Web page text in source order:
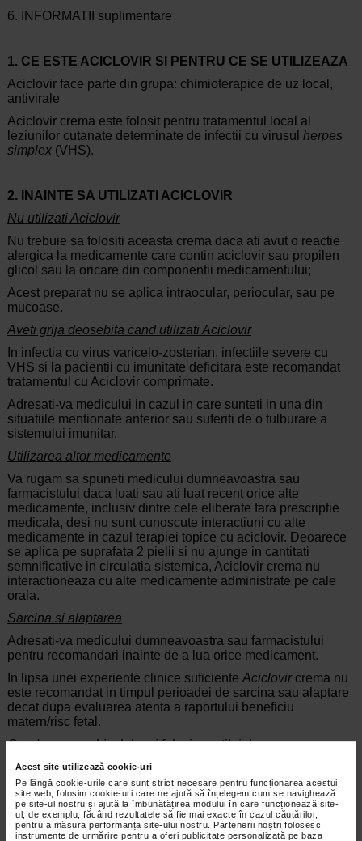
Acest site utilizează cookie-uri
Pe lângă cookie-urile care sunt strict necesare pentru funcționarea acestui
site web, folosim cookie-uri care ne ajută să înțelegem cum se navighează
pe site-ul nostru și ajută la îmbunătățirea modului în care funcționează site-
ul, de exemplu, făcând rezultatele să fie mai exacte în cazul căutărilor,
pentru a măsura performanța site-ului nostru. Partenerii noștri folosesc
instrumente de urmărire pentru a oferi publicitate personalizată pe baza
6. INFORMATII suplimentare
1. CE ESTE ACICLOVIR SI PENTRU CE SE UTILIZEAZA
Aciclovir face parte din grupa: chimioterapice de uz local,
antivirale
Aciclovir crema este folosit pentru tratamentul local al
leziunilor cutanate determinate de infectii cu virusul herpes
simplex (VHS).
2. INAINTE SA UTILIZATI ACICLOVIR
Nu utilizati Aciclovir
Nu trebuie sa folositi aceasta crema daca ati avut o reactie
alergica la medicamente care contin aciclovir sau propilen
glicol sau la oricare din componentii medicamentului;
Acest preparat nu se aplica intraocular, periocular, sau pe
mucoase.
Aveti grija deosebita cand utilizati Aciclovir
In infectia cu virus varicelo-zosterian, infectiile severe cu
VHS si la pacientii cu imunitate deficitara este recomandat
tratamentul cu Aciclovir comprimate.
Adresati-va medicului in cazul in care sunteti in una din
situatiile mentionate anterior sau suferiti de o tulburare a
sistemului imunitar.
Utilizarea altor medicamente
Va rugam sa spuneti medicului dumneavoastra sau
farmacistului daca luati sau ati luat recent orice alte
medicamente, inclusiv dintre cele eliberate fara prescriptie
medicala, desi nu sunt cunoscute interactiuni cu alte
medicamente in cazul terapiei topice cu aciclovir. Deoarece
se aplica pe suprafata 2 pielii si nu ajunge in cantitati
semnificative in circulatia sistemica, Aciclovir crema nu
interactioneaza cu alte medicamente administrate pe cale
orala.
Sarcina si alaptarea
Adresati-va medicului dumneavoastra sau farmacistului
pentru recomandari inainte de a lua orice medicament.
In lipsa unei experiente clinice suficiente Aciclovir crema nu
este recomandat in timpul perioadei de sarcina sau alaptare
decat dupa evaluarea atenta a raportului beneficiu
matern/risc fetal.
Conducerea vehiculelor si folosirea utilajelor
Administrat topic Aciclovir nu este absorbit in circulatia
sistemica, de aceea nu afecteaza capacitatea de a conduce
vehicule sau de a folosi utilaje.